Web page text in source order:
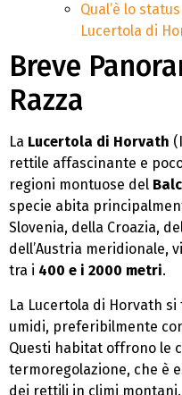
Qual’è lo
Lucertola di
Breve
Razza
La Lucertola di Horvath
rettile affascinante e
regioni montuose del
specie abita
Slovenia, della Croazia,
dell’Austria meridionale,
tra i 400 e i 2000 metri.
La Lucertola di Horvath si
umidi, preferibilmente
Questi habitat offrono le
termoregolazione, che è
dei rettili in climi